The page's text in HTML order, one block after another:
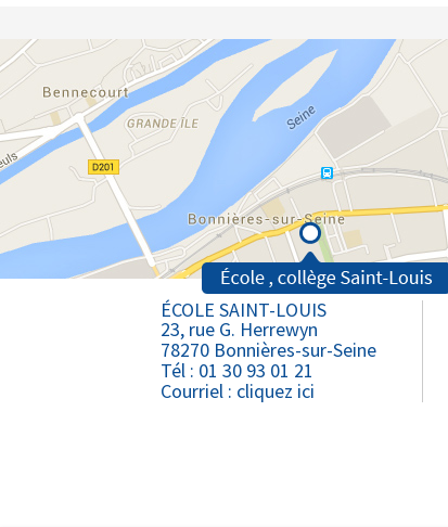
ÉCOLE SAINT-LOUIS
23, rue G. Herrewyn
78270 Bonnières-sur-Seine
Tél : 01 30 93 01 21
Courriel : cliquez ici